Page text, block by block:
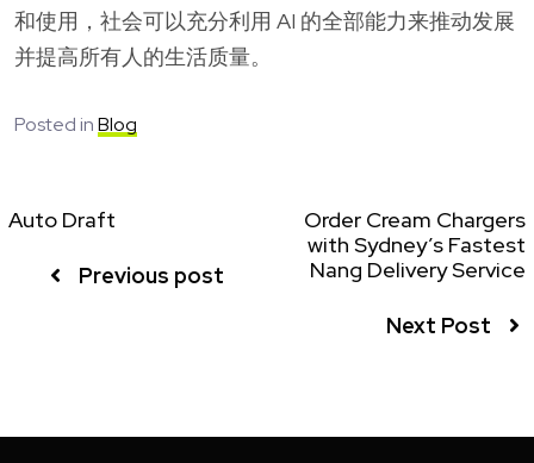
和使用，社会可以充分利用 AI 的全部能力来推动发展
并提高所有人的生活质量。
Posted inBlog
Auto Draft
Previous post
Order Cream Chargers
with Sydney’s Fastest
Nang Delivery Service
Next Post